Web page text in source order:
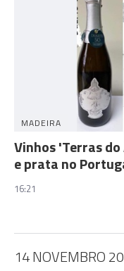
MADEIRA
Vinhos 'Terras
e prata no
16:21
14 NOVEMBRO